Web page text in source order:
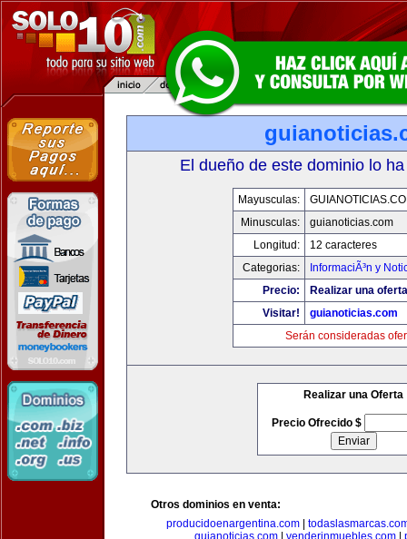
El dueño de este dominio lo
Mayusculas:
Minusculas:
guianoticias.com
Longitud:
12 caracteres
Categorias:
InformaciÃ³n y
Precio:
Realizar una
Visitar!
guianoticias.com
Serán consideradas
Realizar una Oferta
Precio Ofrecido $
Otros dominios en venta:
producidoenargentina.com|
guianoticias.com| venderinmuebles.com|